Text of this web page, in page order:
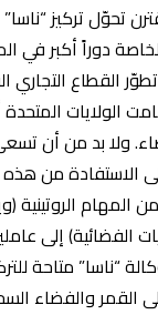
تحوّل تركيز
دوراً أكبر في
القطاع التجاري
الولايات المتحدة
ولا بد من أن
الاستفادة من
المهام الروتينية
الفضائية) إلى
“ناسا” متاحة
القمر والفضاء